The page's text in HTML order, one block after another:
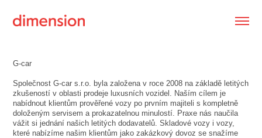
G-car
Společnost G-car s.r.o. byla založena v roce 2008 na základě letitých
zkušeností v oblasti prodeje luxusních vozidel. Naším cílem je
nabídnout klientům prověřené vozy po prvním majiteli s kompletně
doloženým servisem a prokazatelnou minulostí. Praxe nás naučila
vážit si jednání našich letitých dodavatelů. Skladové vozy i vozy,
které nabízíme našim klientům jako zakázkový dovoz se snažíme